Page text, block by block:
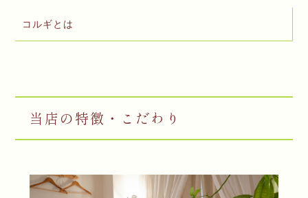
コルギとは
当店の特徴・こだわり